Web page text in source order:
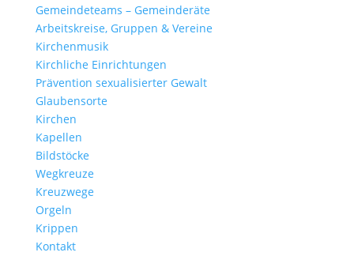
Gemein­de­teams – Gemeinderäte
Arbeits­kreise, Gruppen & Vereine
Kirchen­musik
Kirch­liche Einrichtungen
Präven­tion sexua­li­sierter Gewalt
Glau­ben­s­orte
Kirchen
Kapellen
Bild­stöcke
Wegkreuze
Kreuz­wege
Orgeln
Krippen
Kontakt